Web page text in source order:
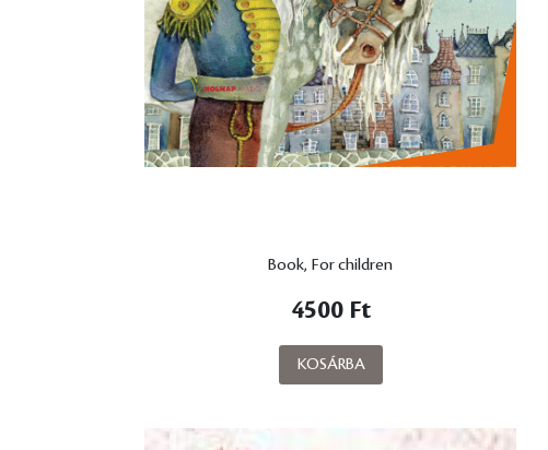
Book, For children
4500 Ft
KOSÁRBA